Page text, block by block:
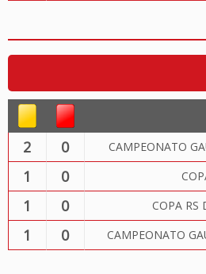
2 0 CAMPEONATO
1 0
1 0 COPA RS
1 0 CAMPEONATO